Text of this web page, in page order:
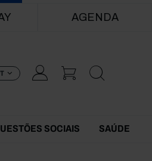
AGENDA
SOCIAIS SAÚDE